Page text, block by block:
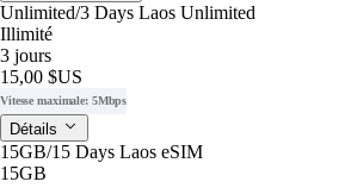
Unlimited/3 Days Laos Unlimited
Illimité
3 jours
15,00 $US
Vitesse maximale: 5Mbps
Détails
15GB/15 Days Laos eSIM
15GB